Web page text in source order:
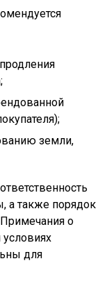
земли,
а также порядок
о
для